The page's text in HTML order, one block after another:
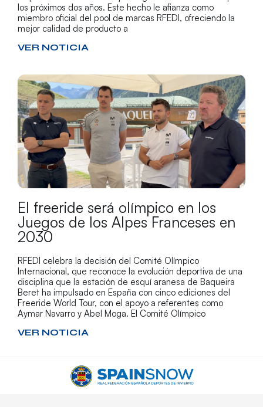
los próximos dos años. Este hecho le afianza como
miembro oficial del pool de marcas RFEDI, ofreciendo la
mejor calidad de producto a
VER NOTICIA
El freeride será olímpico en los
Juegos de los Alpes Franceses en
2030
RFEDI celebra la decisión del Comité Olímpico
Internacional, que reconoce la evolución deportiva de una
disciplina que la estación de esquí aranesa de Baqueira
Beret ha impulsado en España con cinco ediciones del
Freeride World Tour, con el apoyo a referentes como
Aymar Navarro y Abel Moga. El Comité Olímpico
VER NOTICIA